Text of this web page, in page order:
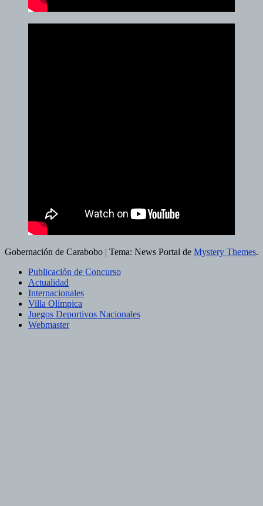
Gobernación de Carabobo | Tema: News Portal de Mystery Themes.
Publicación de Concurso
Actualidad
Internacionales
Villa Olímpica
Juegos Deportivos Nacionales
Webmaster